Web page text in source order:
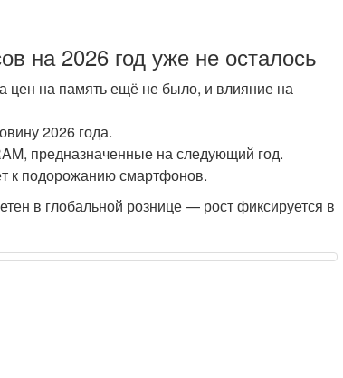
на 2026 год уже не осталось
цен на память ещё не было, и влияние на
2026 года.
предназначенные на следующий год.
к подорожанию смартфонов.
в глобальной рознице — рост фиксируется в